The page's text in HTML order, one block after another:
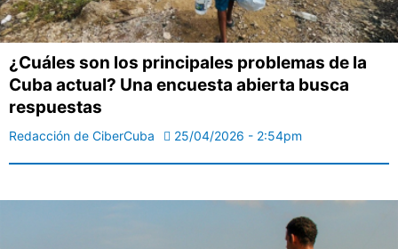
¿Cuáles son los principales problemas de la
Cuba actual? Una encuesta abierta busca
respuestas
Redacción de CiberCuba 25/04/2026 - 2:54pm